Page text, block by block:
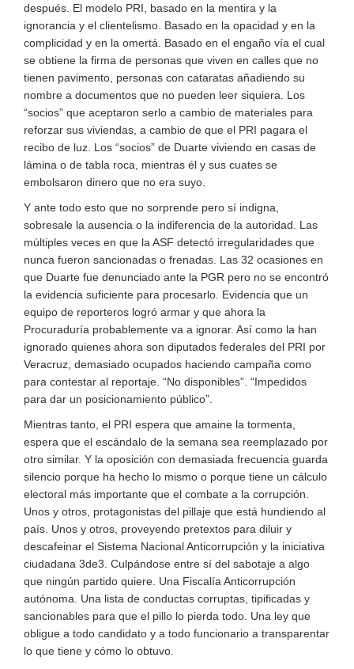
después. El modelo PRI, basado en la mentira y la
ignorancia y el clientelismo. Basado en la opacidad y en la
complicidad y en la omertá. Basado en el engaño vía el cual
se obtiene la firma de personas que viven en calles que no
tienen pavimento, personas con cataratas añadiendo su
nombre a documentos que no pueden leer siquiera. Los
“socios” que aceptaron serlo a cambio de materiales para
reforzar sus viviendas, a cambio de que el PRI pagara el
recibo de luz. Los “socios” de Duarte viviendo en casas de
lámina o de tabla roca, mientras él y sus cuates se
embolsaron dinero que no era suyo.
Y ante todo esto que no sorprende pero sí indigna,
sobresale la ausencia o la indiferencia de la autoridad. Las
múltiples veces en que la ASF detectó irregularidades que
nunca fueron sancionadas o frenadas. Las 32 ocasiones en
que Duarte fue denunciado ante la PGR pero no se encontró
la evidencia suficiente para procesarlo. Evidencia que un
equipo de reporteros logró armar y que ahora la
Procuraduría probablemente va a ignorar. Así como la han
ignorado quienes ahora son diputados federales del PRI por
Veracruz, demasiado ocupados haciendo campaña como
para contestar al reportaje. “No disponibles”. “Impedidos
para dar un posicionamiento público”.
Mientras tanto, el PRI espera que amaine la tormenta,
espera que el escándalo de la semana sea reemplazado por
otro similar. Y la oposición con demasiada frecuencia guarda
silencio porque ha hecho lo mismo o porque tiene un cálculo
electoral más importante que el combate a la corrupción.
Unos y otros, protagonistas del pillaje que está hundiendo al
país. Unos y otros, proveyendo pretextos para diluir y
descafeinar el Sistema Nacional Anticorrupción y la iniciativa
ciudadana 3de3. Culpándose entre sí del sabotaje a algo
que ningún partido quiere. Una Fiscalía Anticorrupción
autónoma. Una lista de conductas corruptas, tipificadas y
sancionables para que el pillo lo pierda todo. Una ley que
obligue a todo candidato y a todo funcionario a transparentar
lo que tiene y cómo lo obtuvo.